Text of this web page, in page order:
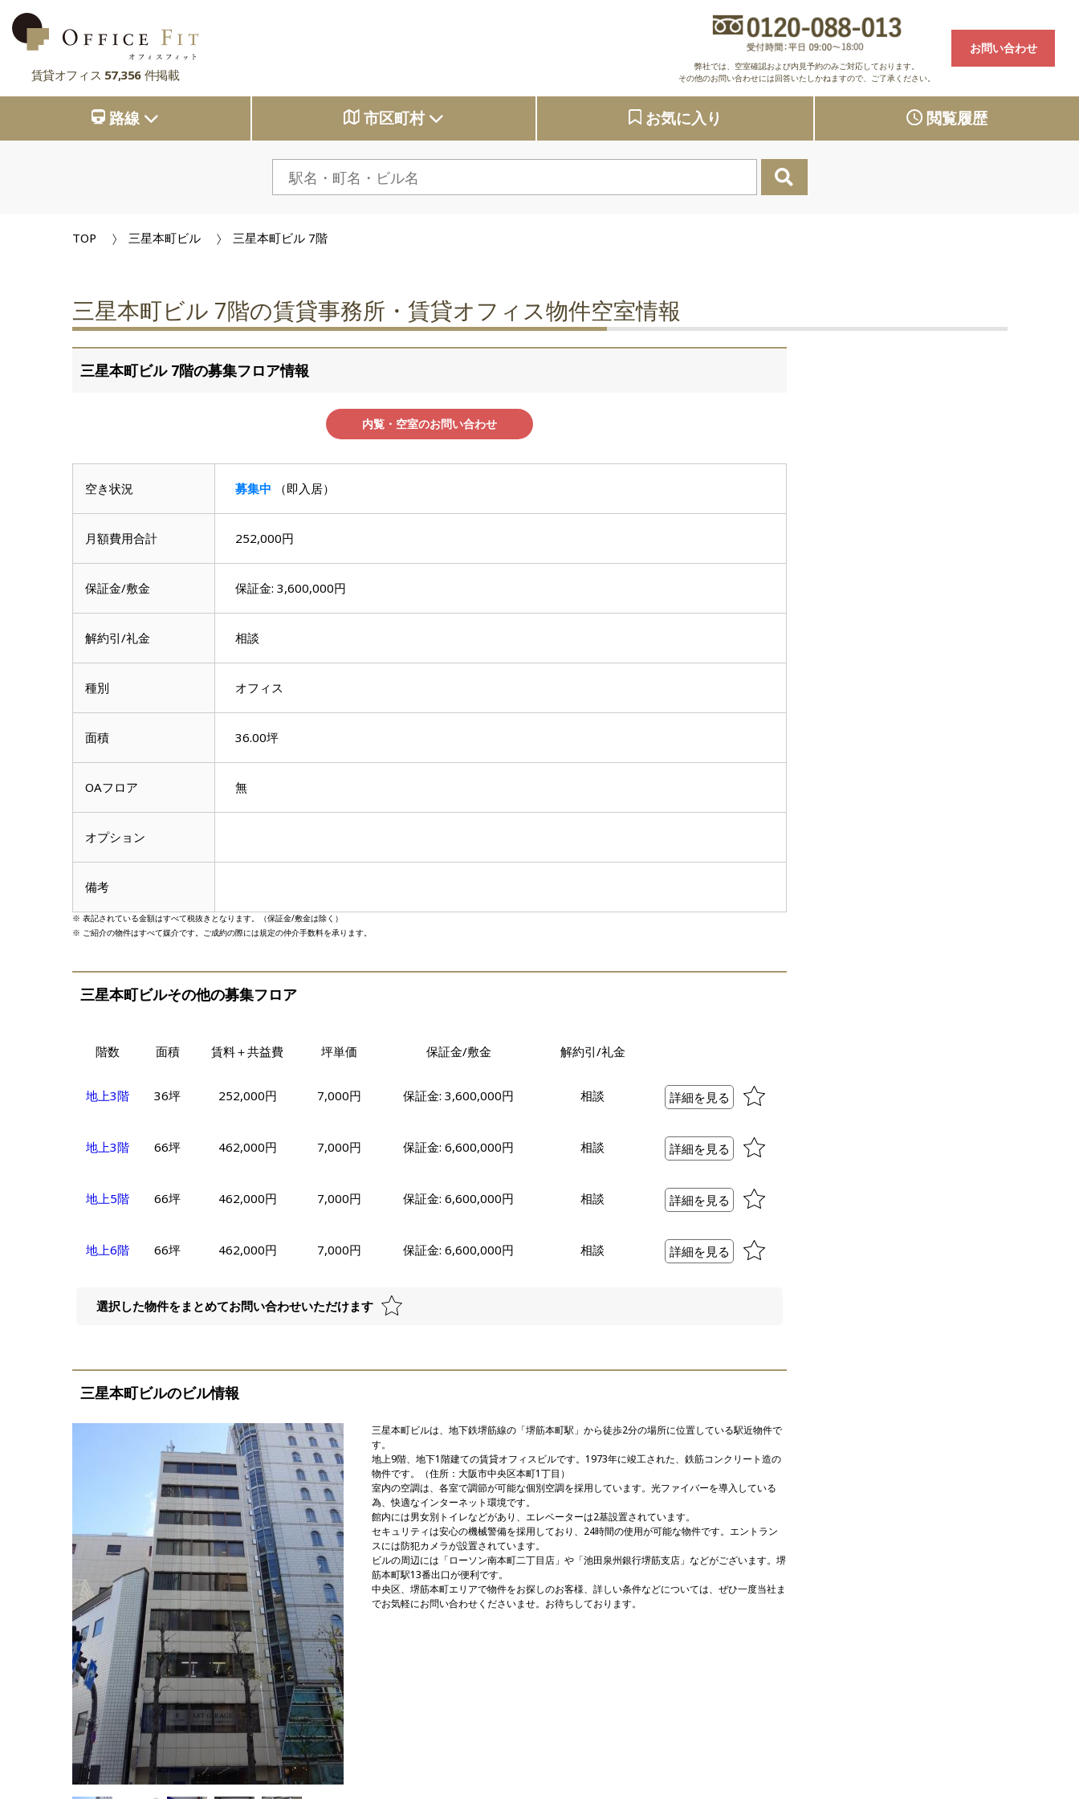
賃貸オフィス 57,356 件掲載
弊社では、空室確認および内見予約のみご対応しております。
その他のお問い合わせには回答いたしかねますので、ご了承ください。
お問い合わせ
路線
京都府
兵庫県
奈良県
市区町村
大阪府
兵庫県
奈良県
お気に入り 閲覧履歴
路線
TOP 三星本町ビル 三星本町ビル 7階
三星本町ビル 7階の賃貸事務所・賃貸オフィス物件空室情報
三星本町ビル 7階の募集フロア情報
内覧・空室のお問い合わせ
空き状況 募集中 （即入居）
月額費用合計 252,000円
保証金/敷金 保証金: 3,600,000円
解約引/礼金 相談
種別 オフィス
面積 36.00坪
OAフロア 無
オプション
備考
※ 表記されている金額はすべて税抜きとなります。（保証金/敷金は除く）
※ ご紹介の物件はすべて媒介です。ご成約の際には規定の仲介手数料を承ります。
三星本町ビルその他の募集フロア
階数 面積 賃料＋共益費 坪単価 保証金/敷金 解約引/礼金
地上3階 36坪 252,000円 7,000円 保証金: 3,600,000円 相談 詳細を見る
地上3階 66坪 462,000円 7,000円 保証金: 6,600,000円 相談 詳細を見る
地上5階 66坪 462,000円 7,000円 保証金: 6,600,000円 相談 詳細を見る
地上6階 66坪 462,000円 7,000円 保証金: 6,600,000円 相談 詳細を見る
選択した物件をまとめてお問い合わせいただけます
三星本町ビルのビル情報
三星本町ビルは、地下鉄堺筋線の「堺筋本町駅」から徒歩2分の場所に位置している駅近物件で
す。
地上9階、地下1階建ての賃貸オフィスビルです。1973年に竣工された、鉄筋コンクリート造の
物件です。（住所：大阪市中央区本町1丁目）
室内の空調は、各室で調節が可能な個別空調を採用しています。光ファイバーを導入している
為、快適なインターネット環境です。
館内には男女別トイレなどがあり、エレベーターは2基設置されています。
セキュリティは安心の機械警備を採用しており、24時間の使用が可能な物件です。エントラン
スには防犯カメラが設置されています。
ビルの周辺には「ローソン南本町二丁目店」や「池田泉州銀行堺筋支店」などがございます。堺
筋本町駅13番出口が便利です。
中央区、堺筋本町エリアで物件をお探しのお客様、詳しい条件などについては、ぜひ一度当社ま
でお気軽にお問い合わせくださいませ。お待ちしております。